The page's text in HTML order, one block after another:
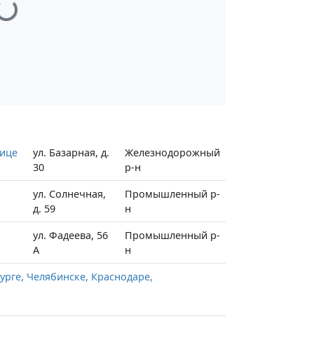
ул. Базарная, д.
30
Железнодорожный
р-н
ул. Солнечная,
д. 59
Промышленный р-
н
ул. Фадеева, 56
А
Промышленный р-
н
Челябинске, Краснодаре,